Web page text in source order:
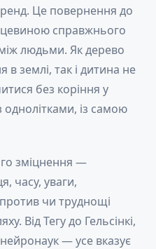
Це повернення до
справжнього
людьми. Як дерево
в землі, так і дитина не
без коріння у
із самою
зміцнення —
часу, уваги,
чи труднощі
Від Тегу до Гельсінкі,
— усе вказує